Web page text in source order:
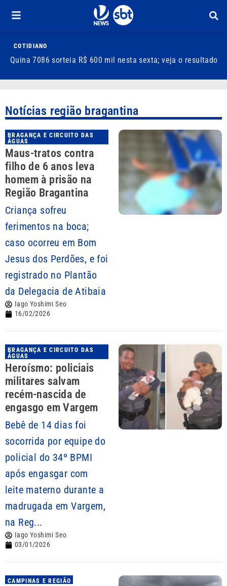
COTIDIANO
Quina 7086 sorteia R$ 600 mil nesta sexta; veja o resultado
Notícias região bragantina
BRAGANÇA E CIRCUITO DAS
ÁGUAS
Maus-tratos contra
filho de 6 anos leva
homem à prisão na
Região Bragantina
Criança sofreu
ferimentos na boca;
caso ocorreu em Bom
Jesus dos Perdões, e foi
registrado no Plantão
da Delegacia de Atibaia
Iago Yoshimi Seo
16/02/2026
BRAGANÇA E CIRCUITO DAS
ÁGUAS
Heroísmo: policiais
militares salvam
recém-nascida de
engasgo em Vargem
Bebê de 14 dias foi
socorrida por equipe do
policial do 34º BPMI
após engasgar com
leite materno durante a
madrugada em Vargem,
na Reg...
Iago Yoshimi Seo
03/01/2026
CAMPINAS E REGIÃO